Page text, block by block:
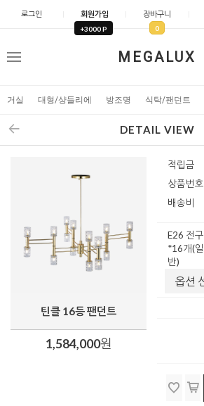
로그인 회원가입
+3000 P
장바구니
0
MEGALUX
메
거실 대형/샹들리에 방조명 식탁/팬던트
DETAIL VIEW
틴클 16등 팬던트
1,584,000원
적립금
상품번호
배송비
E26 전구
*16개(일
반)